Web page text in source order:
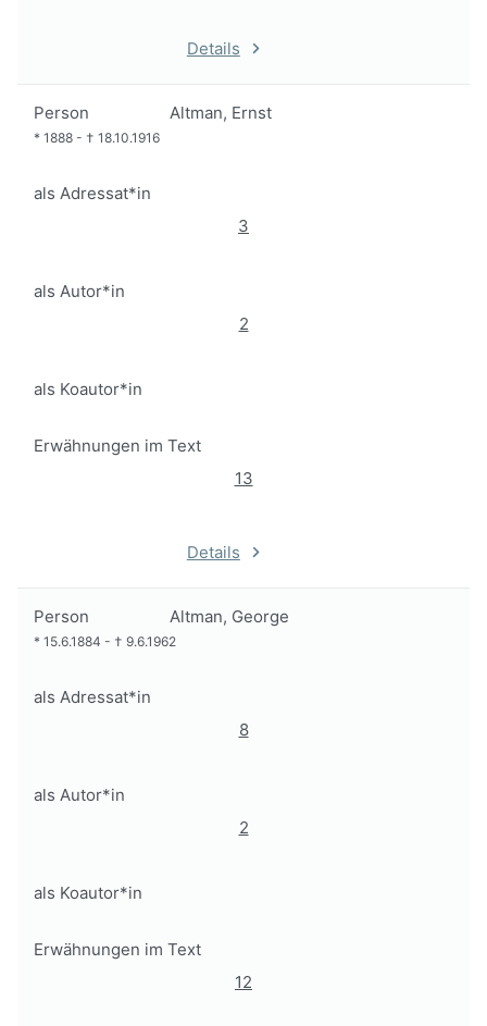
Details
Person Altman, Ernst
* 1888 - † 18.10.1916
als Adressat*in
3
als Autor*in
2
als Koautor*in
Erwähnungen im Text
13
Details
Person Altman, George
* 15.6.1884 - † 9.6.1962
als Adressat*in
8
als Autor*in
2
als Koautor*in
Erwähnungen im Text
12